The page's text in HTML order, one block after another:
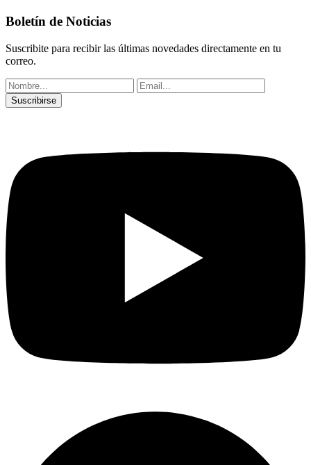
Boletín de Noticias
Suscribite para recibir las últimas novedades directamente en tu
correo.
Suscribirse